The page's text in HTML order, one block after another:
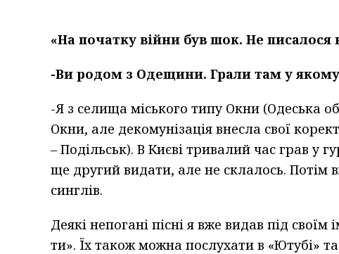
«На початку війни був шок. Не писалося
-Ви родом з Одещини. Грали там у
-Я з селища міського типу Окни (Одеська
Окни, але декомунізація внесла свої
– Подільськ). В Києві тривалий час грав у
ще другий видати, але не склалось. Потім
синглів.
Деякі непогані пісні я вже видав під
ти». Їх також можна послухати в «Ютубі»